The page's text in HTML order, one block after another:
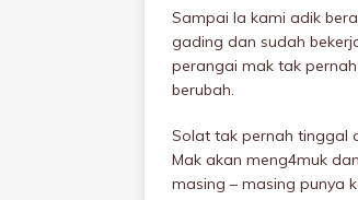
Sampai la kami adik
gading dan sudah
perangai mak tak
berubah.
Solat tak pernah tinggal
Mak akan meng4muk
masing – masing punya